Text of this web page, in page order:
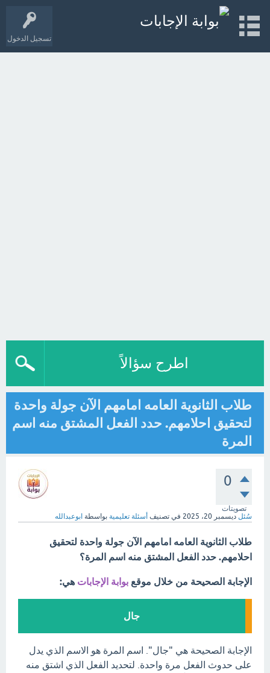
تسجيل الدخول
اطرح سؤالاً
طلاب الثانوية العامه امامهم الآن جولة واحدة
لتحقيق احلامهم. حدد الفعل المشتق منه اسم
المرة
0
تصويتات
سُئل ديسمبر 20، 2025 في تصنيف أسئلة تعليمية بواسطة ابوعبدالله
طلاب الثانوية العامه امامهم الآن جولة واحدة لتحقيق
احلامهم. حدد الفعل المشتق منه اسم المرة؟
الإجابة الصحيحة من خلال موقع بوابة الإجابات هي:
جال
الإجابة الصحيحة هي "جال". اسم المرة هو الاسم الذي يدل
على حدوث الفعل مرة واحدة. لتحديد الفعل الذي اشتق منه